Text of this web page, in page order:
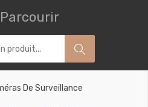
Parcourir
De Surveillance